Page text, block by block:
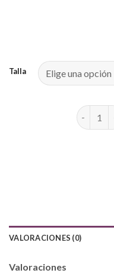
Talla
dr
VALORACIONES (0)
Valoraciones